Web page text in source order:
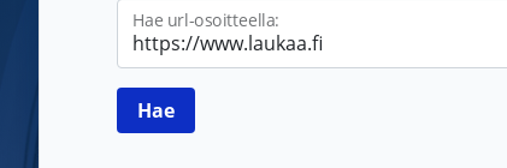
Hae url-osoitteella: